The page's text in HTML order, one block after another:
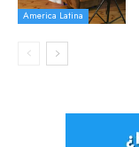
America Latina